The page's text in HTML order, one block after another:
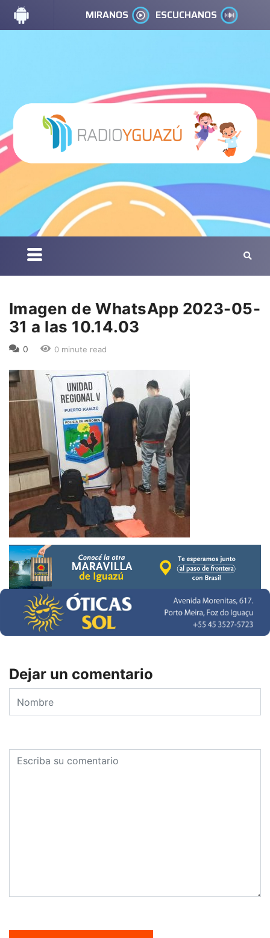
MIRANOS ESCUCHANOS
Imagen de WhatsApp 2023-05-
31 a las 10.14.03
0 0 minute read
Dejar un comentario